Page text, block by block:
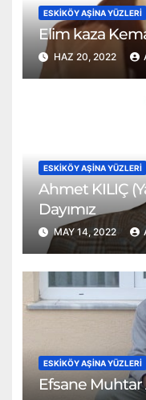
ESKIKÖY AŞINA YÜZLERI
Elim kaza
HAZ 20, 2022
ESKIKÖY AŞINA YÜZLERI
Ahmet KILIÇ
Dayımız
MAY 14, 2022
ESKIKÖY AŞINA YÜZLERI
Efsane Muhtar